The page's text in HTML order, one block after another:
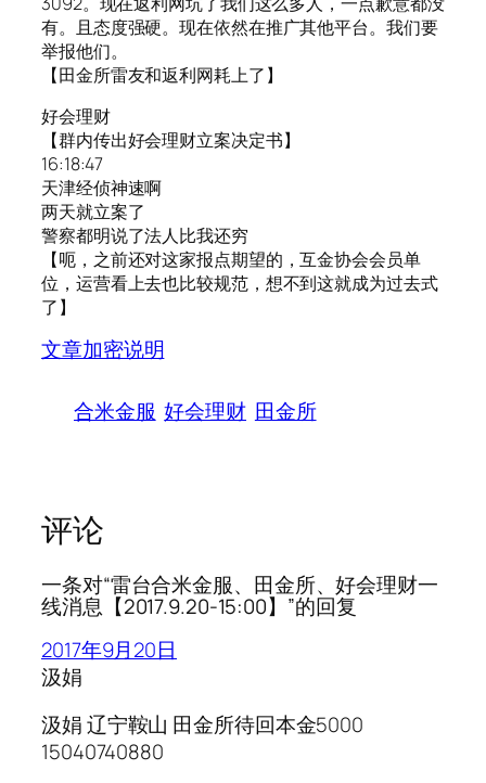
有。且态度强硬。现在依然在推广其他平台。我们要
举报他们。
【田金所雷友和返利网耗上了】
好会理财
【群内传出好会理财立案决定书】
16:18:47
天津经侦神速啊
两天就立案了
警察都明说了法人比我还穷
【呃，之前还对这家报点期望的，互金协会会员单
位，运营看上去也比较规范，想不到这就成为过去式
了】
文章加密说明
合米金服 好会理财 田金所
评论
一条对“雷台合米金服、田金所、好会理财一
线消息【2017.9.20-15:00】”的回复
2017年9月20日
汲娟
汲娟 辽宁鞍山 田金所待回本金5000
15040740880